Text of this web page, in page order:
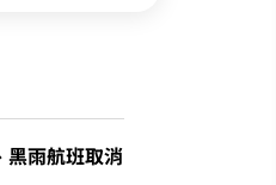
黑雨航班取消